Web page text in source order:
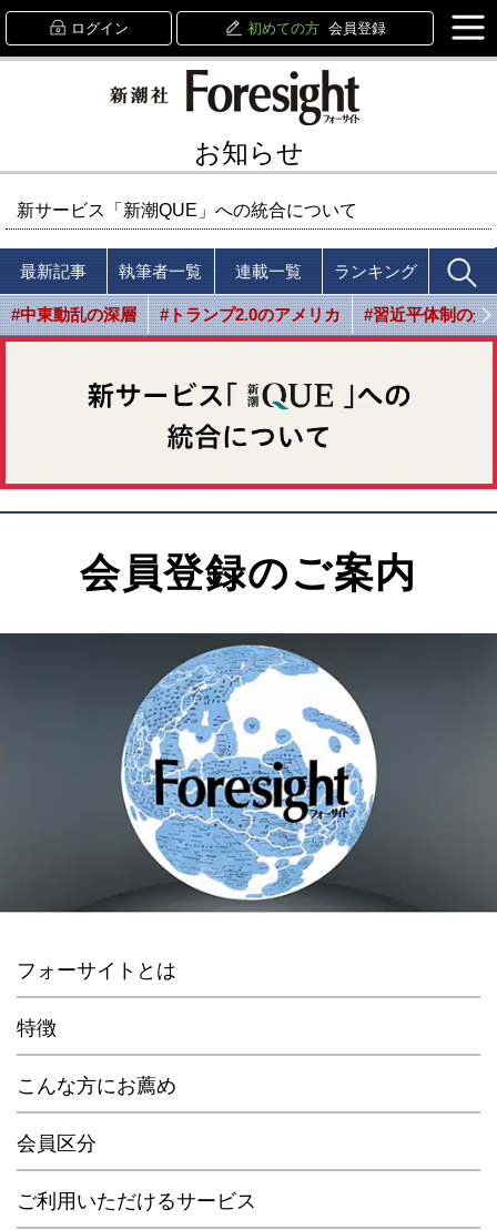
ログイン 初めての方 会員登録
お知らせ
新サービス「新潮QUE」への統合について
最新記事 執筆者一覧 連載一覧 ランキング
#中東動乱の深層 #トランプ2.0のアメリカ #習近平体制の光
会員登録のご案内
フォーサイトとは
特徴
こんな方にお薦め
会員区分
ご利用いただけるサービス